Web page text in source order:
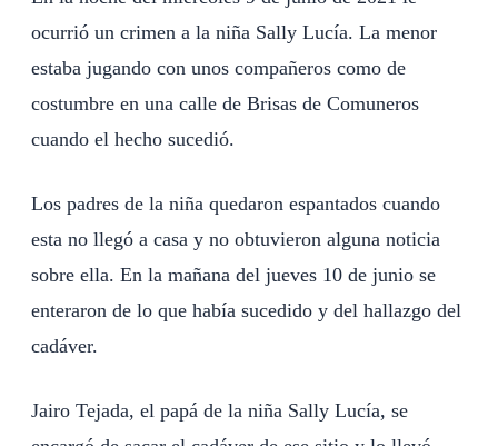
ocurrió un crimen a la niña Sally Lucía. La menor
estaba jugando con unos compañeros como de
costumbre en una calle de Brisas de Comuneros
cuando el hecho sucedió.
Los padres de la niña quedaron espantados cuando
esta no llegó a casa y no obtuvieron alguna noticia
sobre ella. En la mañana del jueves 10 de junio se
enteraron de lo que había sucedido y del hallazgo del
cadáver.
Jairo Tejada, el papá de la niña Sally Lucía, se